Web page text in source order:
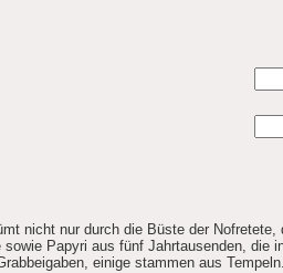
nicht nur durch die Büste der Nofretete,
Papyri aus fünf Jahrtausenden, die
einige stammen aus Tempeln.